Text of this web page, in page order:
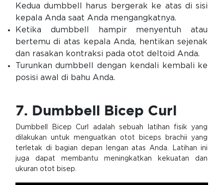
Kedua dumbbell harus bergerak ke atas di sisi
kepala Anda saat Anda mengangkatnya.
Ketika dumbbell hampir menyentuh atau
bertemu di atas kepala Anda, hentikan sejenak
dan rasakan kontraksi pada otot deltoid Anda.
Turunkan dumbbell dengan kendali kembali ke
posisi awal di bahu Anda.
7. Dumbbell Bicep Curl
Dumbbell Bicep Curl adalah sebuah latihan fisik yang
dilakukan untuk menguatkan otot biceps brachii yang
terletak di bagian depan lengan atas Anda. Latihan ini
juga dapat membantu meningkatkan kekuatan dan
ukuran otot bisep.